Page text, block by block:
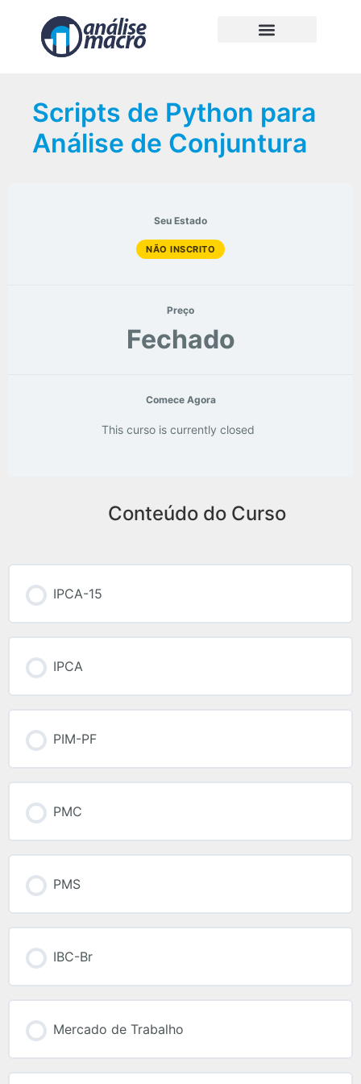
Scripts de Python para
Análise de Conjuntura
Seu Estado
NÃO INSCRITO
Preço
Fechado
Comece Agora
This curso is currently closed
Conteúdo do Curso
IPCA-15
IPCA
PIM-PF
PMC
PMS
IBC-Br
Mercado de Trabalho